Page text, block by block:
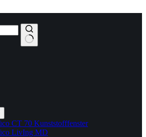
CT 70 Kunststofffenster
LivIng MD